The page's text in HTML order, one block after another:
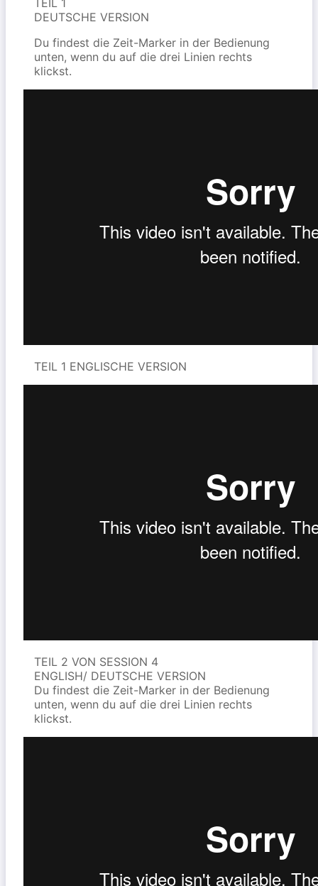
DEUTSCHE VERSION
Du findest die Zeit-Marker in der Bedienung
unten, wenn du auf die drei Linien rechts
klickst.
TEIL 1 ENGLISCHE VERSION
TEIL 2 VON SESSION 4
ENGLISH/ DEUTSCHE VERSION
Du findest die Zeit-Marker in der Bedienung
unten, wenn du auf die drei Linien rechts
klickst.